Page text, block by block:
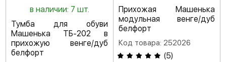
в наличии: 7 шт.
Тумба для обуви
Машенька ТБ-202 в
прихожую венге/дуб
белфорт
Прихожая Машенька
модульная венге/дуб
белфорт
Код товара: 252026
(5)